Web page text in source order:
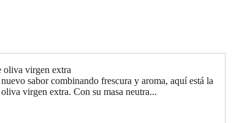
oliva virgen extra
sabor combinando frescura y aroma, aquí está la
virgen extra. Con su masa neutra...